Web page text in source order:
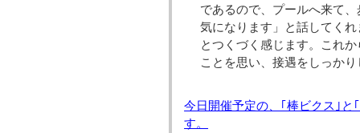
であるので、プールへ来て
気になります」と話してく
とつくづく感じます。これ
ことを思い、接遇をしっか
今日開催予定の、｢棒ビクス｣と
す。